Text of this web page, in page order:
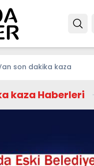
son dakika kaza
kaza Haberleri